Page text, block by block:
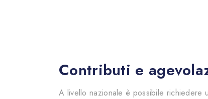
Contributi e
A livello nazionale è possibile richiedere